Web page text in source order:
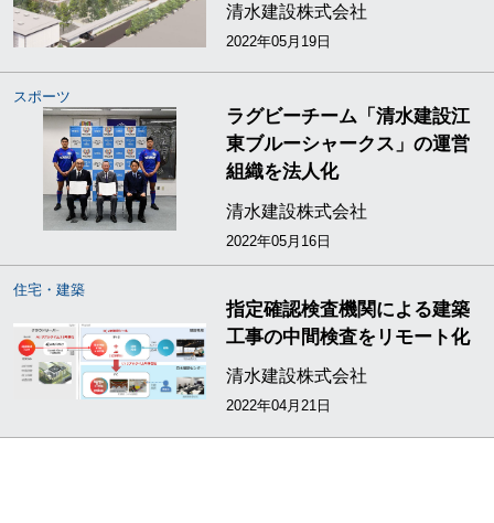
清水建設株式会社
2022年05月19日
スポーツ
ラグビーチーム「清水建設江
東ブルーシャークス」の運営
組織を法人化
清水建設株式会社
2022年05月16日
住宅・建築
指定確認検査機関による建築
工事の中間検査をリモート化
清水建設株式会社
2022年04月21日